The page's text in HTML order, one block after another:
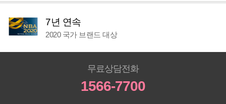
7년 연속
2020 국가 브랜드 대상
무료상담전화
1566-7700